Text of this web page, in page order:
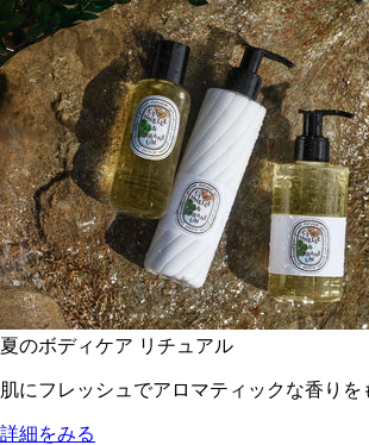
夏のボディケア リチュアル
肌にフレッシュでアロマティックな香り
詳細をみる